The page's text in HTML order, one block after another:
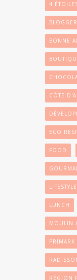
4
BLOGGER
BONNE
CÔTE
ECO
FOOD
LIFESTYLE
LUNCH
MOULIN
PRIMARK
RÉGION